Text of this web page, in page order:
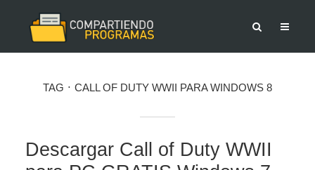
TAG CALL OF DUTY WWII PARA WINDOWS 8
Descargar Call of Duty WWII